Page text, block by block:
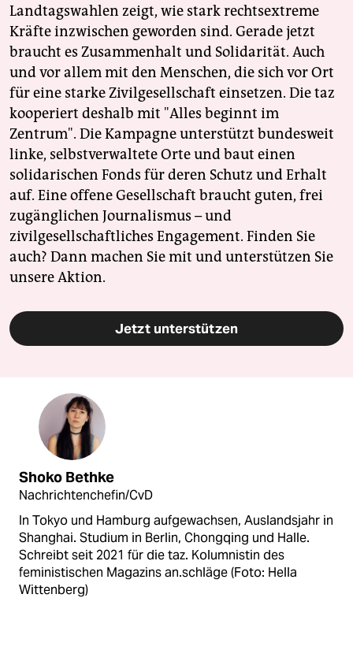
Landtagswahlen zeigt, wie stark rechtsextreme
Kräfte inzwischen geworden sind. Gerade jetzt
braucht es Zusammenhalt und Solidarität. Auch
und vor allem mit den Menschen, die sich vor Ort
für eine starke Zivilgesellschaft einsetzen. Die taz
kooperiert deshalb mit "Alles beginnt im
Zentrum". Die Kampagne unterstützt bundesweit
linke, selbstverwaltete Orte und baut einen
solidarischen Fonds für deren Schutz und Erhalt
auf. Eine offene Gesellschaft braucht guten, frei
zugänglichen Journalismus – und
zivilgesellschaftliches Engagement. Finden Sie
auch? Dann machen Sie mit und unterstützen Sie
unsere Aktion.
Jetzt unterstützen
Shoko Bethke
Nachrichtenchefin/CvD
In Tokyo und Hamburg aufgewachsen, Auslandsjahr in
Shanghai. Studium in Berlin, Chongqing und Halle.
Schreibt seit 2021 für die taz. Kolumnistin des
feministischen Magazins an.schläge (Foto: Hella
Wittenberg)